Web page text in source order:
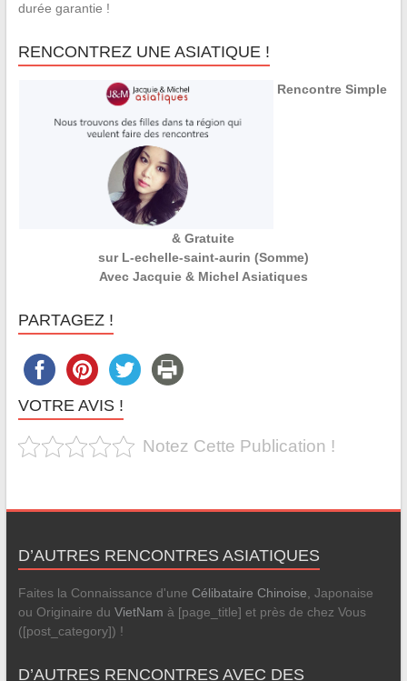
durée garantie !
RENCONTREZ UNE ASIATIQUE !
Rencontre Simple
& Gratuite
sur L-echelle-saint-aurin (Somme)
Avec Jacquie & Michel Asiatiques
PARTAGEZ !
VOTRE AVIS !
Notez Cette Publication !
D’AUTRES RENCONTRES ASIATIQUES
Faites la Connaissance d'une Célibataire Chinoise , Japonaise
ou Originaire du VietNam à [page_title] et près de chez Vous
([post_category]) !
D’AUTRES RENCONTRES AVEC DES